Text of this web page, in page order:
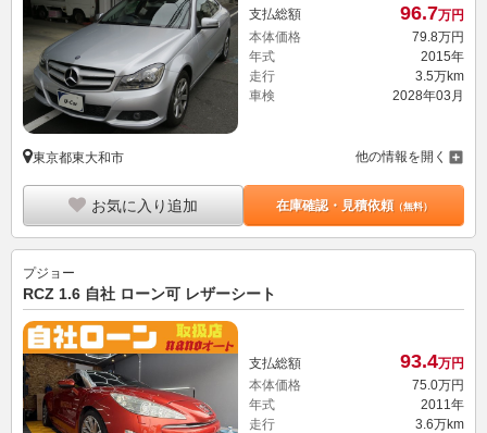
支払総額 96.7万円
本体価格
79. 8万円
年式
2015年
走行
3.5万km
車検
2028年03月
東京都東大和市 他の情報を開く
お気に入り追加 在庫確認・見積依頼（無料）
プジョー
RCZ 1.6 自社 ローン可 レザーシート
支払総額 93.4万円
本体価格
75.0万円
年式
2011年
走行
3.6万km